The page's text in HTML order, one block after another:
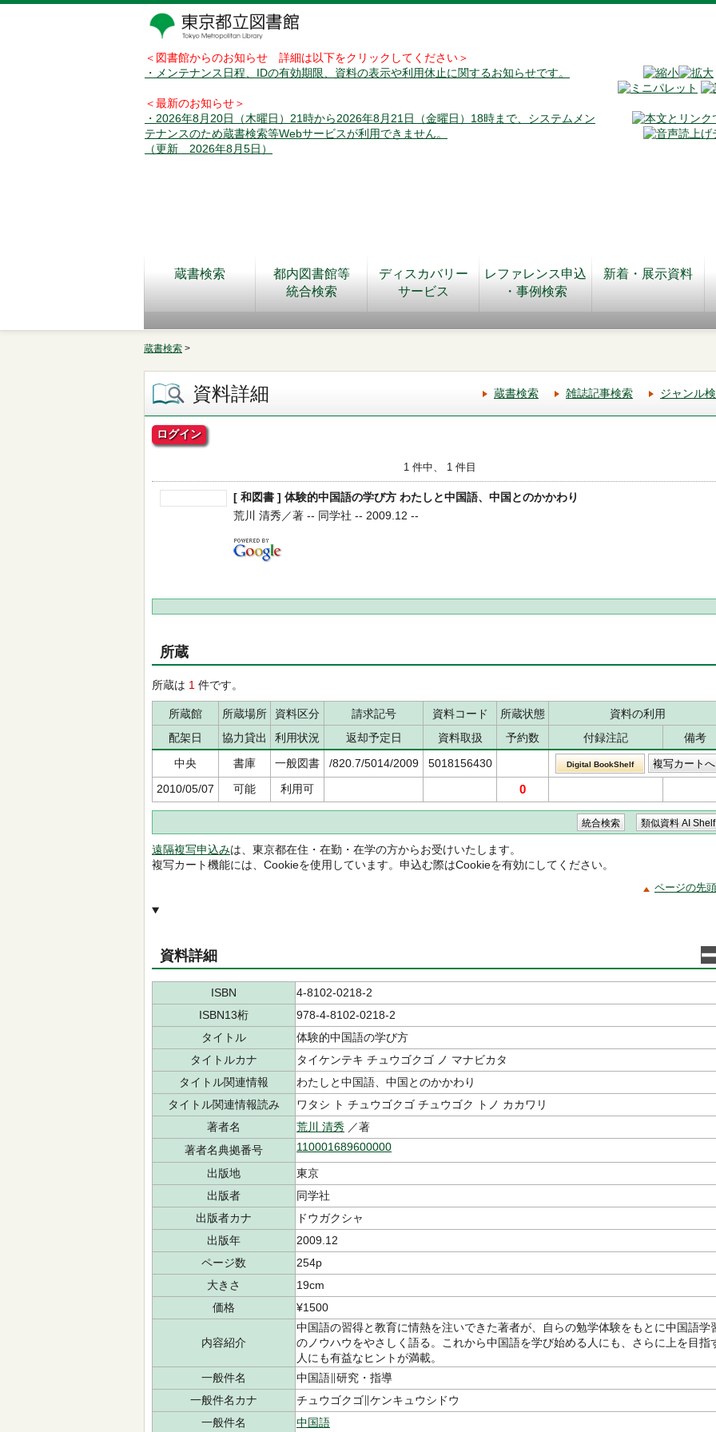
＜図書館からのお知らせ 詳細は以下をクリックしてください＞
・メンテナンス日程、IDの有効期限、資料の表示や利用休止に関するお知らせです。
＜最新のお知らせ＞
・2026年8月20日（木曜日）21時から2026年8月21日（金曜日）18時まで、システムメン
テナンスのため蔵書検索等Webサービスが利用できません。
（更新 2026年8月5日）
蔵書検索
都内図書館等
統合検索
ディスカバリー
サービス
レファレンス申込
・事例検索
新着・展示資料
蔵書検索 >
資料詳細 蔵書検索 雑誌記事検索 ジャンル
ログイン
1 件中、 1 件目
[ 和図書 ] 体験的中国語の学び方 わたしと中国語、中国とのかかわり
荒川 清秀／著 -- 同学社 -- 2009.12 --
所蔵
所蔵は 1 件です。
所蔵館 所蔵場所 資料区分 請求記号 資料コード 所蔵状態
資料の利用
配架日
協力貸出 利用状況 返却予定日 資料取扱 予約数 付録注記
備考
中央
書庫 一般図書 /820.7/5014/2009 5018156430 Digital BookShelf
2010/05/07 可能 利用可 0
遠隔複写申込みは、東京都在住・在勤・在学の方からお受けいたします。
複写カート機能には、Cookieを使用しています。申込む際はCookieを有効にしてください。
ページの先
資料詳細
ISBN
4-8102-0218-2
ISBN13桁
978-4-8102-0218-2
タイトル
体験的中国語の学び方
タイトルカナ
タイケンテキ チュウゴクゴ ノ マナビカタ
タイトル関連情報
わたしと中国語、中国とのかかわり
タイトル関連情報読み
ワタシ ト チュウゴクゴ チュウゴク トノ カカワリ
著者名
荒川 清秀 ／著
著者名典拠番号
110001689600000
出版地
東京
出版者
同学社
出版者カナ
ドウガクシャ
出版年
2009.12
ページ数
254p
大きさ
19cm
価格
¥1500
内容紹介
中国語の習得と教育に情熱を注いできた著者が、自らの勉学体験をもとに中国語学
のノウハウをやさしく語る。これから中国語を学び始める人にも、さらに上を目指
人にも有益なヒントが満載。
一般件名
中国語∥研究・指導
一般件名カナ
チュウゴクゴ∥ケンキュウシドウ
一般件名
中国語